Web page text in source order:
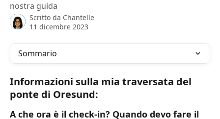
nostra guida
Scritto da Chantelle
11 dicembre 2023
Sommario
Informazioni sulla mia traversata del
ponte di Oresund:
A che ora è il check-in? Quando devo fare il